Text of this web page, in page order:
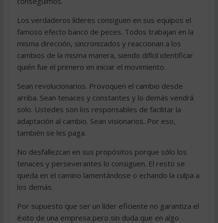
Los verdaderos líderes consiguen en sus equipos el
famoso efecto banco de peces. Todos trabajan en la
misma dirección, sincronizados y reaccionan a los
cambios de la misma manera, siendo difícil identificar
quién fue el primero en iniciar el movimiento.
Sean revolucionarios. Provoquen el cambio desde
arriba. Sean tenaces y constantes y lo demás vendrá
solo. Ustedes son los responsables de facilitar la
adaptación al cambio. Sean visionarios. Por eso,
también se les paga.
No desfallezcan en sus propósitos porque sólo los
tenaces y perseverantes lo consiguen. El resto se
queda en el camino lamentándose o echando la culpa a
los demás.
Por supuesto que ser un líder eficiente no garantiza el
éxito de una empresa pero sin duda que en algo